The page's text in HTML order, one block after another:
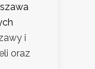
i
oraz